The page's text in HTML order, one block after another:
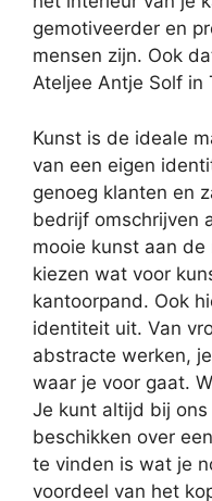
gemotiveerder en
mensen zijn. Ook
Ateljee Antje Solf in
Kunst is de ideale
van een eigen
genoeg klanten en
bedrijf omschrijven
mooie kunst aan
kiezen wat voor
kantoorpand. Ook
identiteit uit. Van
abstracte werken,
waar je voor gaat.
Je kunt altijd bij
beschikken over
te vinden is wat je
voordeel van het